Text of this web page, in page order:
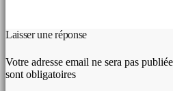
Laisser une réponse
Votre adresse email ne sera pas
sont obligatoires